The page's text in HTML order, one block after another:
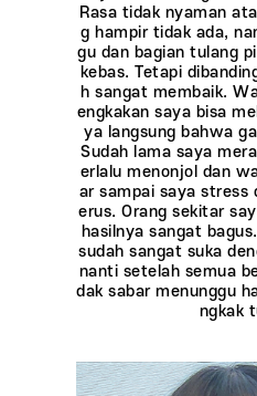
Rasa tidak nyaman
g hampir tidak ada,
gu dan bagian tulang
kebas. Tetapi
h sangat membaik.
engkakan saya bisa
ya langsung bahwa
Sudah lama saya
erlalu menonjol dan
ar sampai saya stress
erus. Orang sekitar
hasilnya sangat
sudah sangat suka
nanti setelah semua
dak sabar menunggu
ngkak